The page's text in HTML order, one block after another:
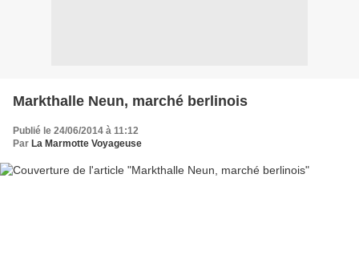
Markthalle Neun, marché berlinois
Publié le 24/06/2014 à 11:12
Par La Marmotte Voyageuse